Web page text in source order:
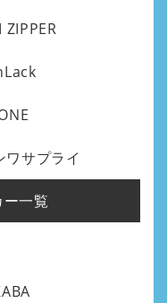
ZIPPER
ワサプライ
一覧